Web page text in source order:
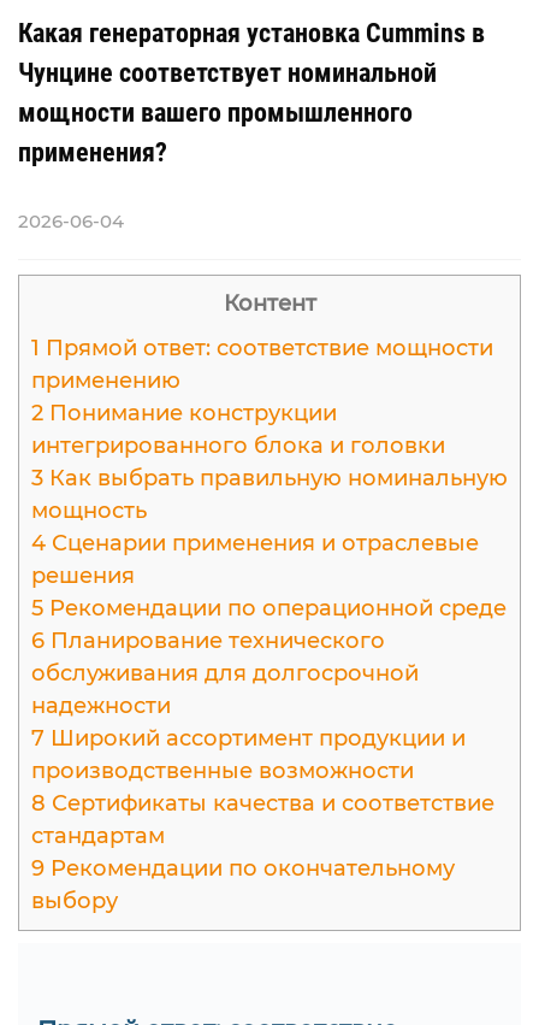
Какая генераторная установка Cummins в
Чунцине соответствует номинальной
мощности вашего промышленного
применения?
2026-06-04
Контент
1 Прямой ответ: соответствие мощности
применению
2 Понимание конструкции
интегрированного блока и головки
3 Как выбрать правильную номинальную
мощность
4 Сценарии применения и отраслевые
решения
5 Рекомендации по операционной среде
6 Планирование технического
обслуживания для долгосрочной
надежности
7 Широкий ассортимент продукции и
производственные возможности
8 Сертификаты качества и соответствие
стандартам
9 Рекомендации по окончательному
выбору